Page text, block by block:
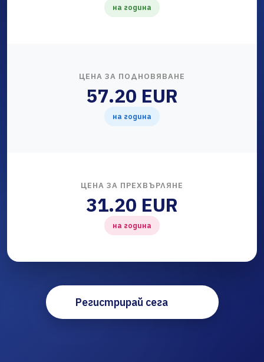
на година
ЦЕНА ЗА ПОДНОВЯВАНЕ
57.20 EUR
на година
ЦЕНА ЗА ПРЕХВЪРЛЯНЕ
31.20 EUR
на година
Регистрирай сега